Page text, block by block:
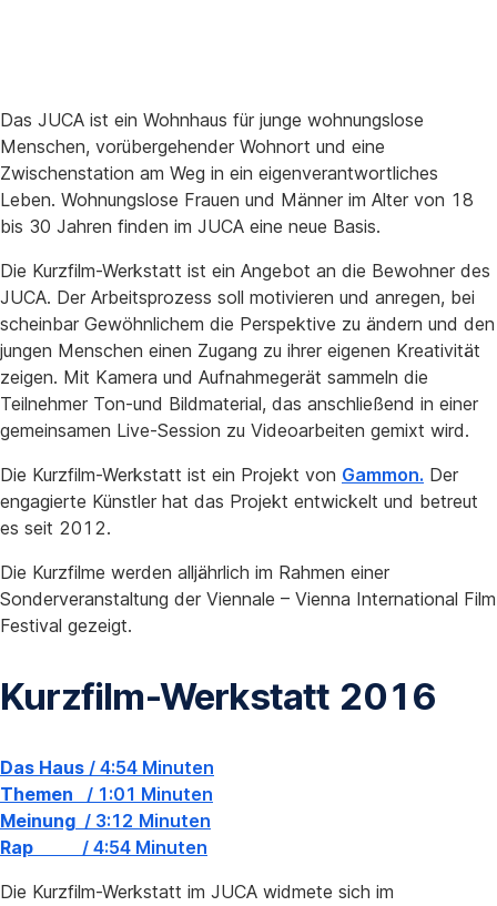
Das JUCA ist ein Wohnhaus für junge wohnungslose
Menschen, vorübergehender Wohnort und eine
Zwischenstation am Weg in ein eigenverantwortliches
Leben. Wohnungslose Frauen und Männer im Alter von 18
bis 30 Jahren finden im JUCA eine neue Basis.
Die Kurzfilm-Werkstatt ist ein Angebot an die Bewohner des
JUCA. Der Arbeitsprozess soll motivieren und anregen, bei
scheinbar Gewöhnlichem die Perspektive zu ändern und den
jungen Menschen einen Zugang zu ihrer eigenen Kreativität
zeigen. Mit Kamera und Aufnahmegerät sammeln die
Teilnehmer Ton-und Bildmaterial, das anschließend in einer
gemeinsamen Live-Session zu Videoarbeiten gemixt wird.
Die Kurzfilm-Werkstatt ist ein Projekt von Gammon. Der
engagierte Künstler hat das Projekt entwickelt und betreut
es seit 2012.
Die Kurzfilme werden alljährlich im Rahmen einer
Sonderveranstaltung der Viennale – Vienna International Film
Festival gezeigt.
Kurzfilm-Werkstatt 2016
Das Haus / 4:54 Minuten
Themen / 1:01 Minuten
Meinung / 3:12 Minuten
Rap / 4:54 Minuten
Die Kurzfilm-Werkstatt im JUCA widmete sich im